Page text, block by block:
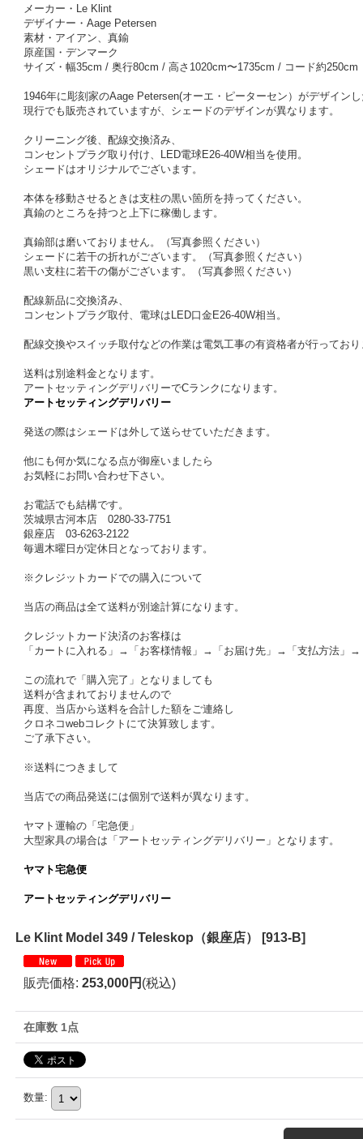
メーカー・Le Klint
デザイナー・Aage Petersen
素材・アイアン、真鍮
原産国・デンマーク
サイズ・幅35cm / 奥行80cm / 高さ1020cm〜1735cm / コード約250cm
1946年に彫刻家のAage Petersen(オーエ・ピーターセン）がデザイン
現行でも販売されていますが、シェードのデザインが異なります。
クリーニング後、配線交換済み、
コンセントプラグ取り付け、LED電球E26-40W相当を使用。
シェードはオリジナルでございます。
本体を移動させるときは支柱の黒い箇所を持ってください。
真鍮のところを持つと上下に稼働します。
真鍮部は磨いておりません。（写真参照ください）
シェードに若干の折れがございます。（写真参照ください）
黒い支柱に若干の傷がございます。（写真参照ください）
配線新品に交換済み、
コンセントプラグ取付、電球はLED口金E26-40W相当。
配線交換やスイッチ取付などの作業は電気工事の有資格者が行っており
送料は別途料金となります。
アートセッティングデリバリーでCランクになります。
アートセッティングデリバリー
発送の際はシェードは外して送らせていただきます。
他にも何か気になる点が御座いましたら
お気軽にお問い合わせ下さい。
お電話でも結構です。
茨城県古河本店 0280-33-7751
銀座店 03-6263-2122
毎週木曜日が定休日となっております。
※クレジットカードでの購入について
当店の商品は全て送料が別途計算になります。
クレジットカード決済のお客様は
「カートに入れる」→「お客様情報」→「お届け先」→「支払方法」
この流れで「購入完了」となりましても
送料が含まれておりませんので
再度、当店から送料を合計した額をご連絡し
クロネコwebコレクトにて決算致します。
ご了承下さい。
※送料につきまして
当店での商品発送には個別で送料が異なります。
ヤマト運輸の「宅急便」
大型家具の場合は「アートセッティングデリバリー」となります。
ヤマト宅急便
アートセッティングデリバリー
Le Klint Model 349 / Teleskop（銀座店） [913-B]
販売価格: 253,000円 (税込)
在庫数 1点
数量: